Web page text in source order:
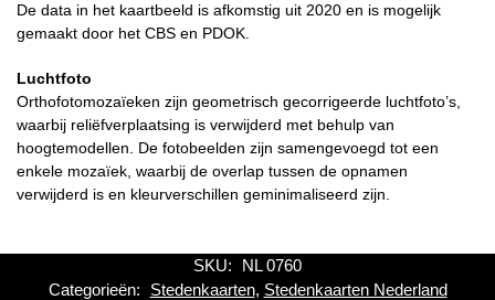
De data in het kaartbeeld is afkomstig uit 2020 en is mogelijk
gemaakt door het CBS en PDOK.
Luchtfoto
Orthofotomozaïeken zijn geometrisch gecorrigeerde luchtfoto’s,
waarbij reliëfverplaatsing is verwijderd met behulp van
hoogtemodellen. De fotobeelden zijn samengevoegd tot een
enkele mozaïek, waarbij de overlap tussen de opnamen
verwijderd is en kleurverschillen geminimaliseerd zijn.
SKU:
NL 0760
Categorieën:
Stedenkaarten, Stedenkaarten Nederland